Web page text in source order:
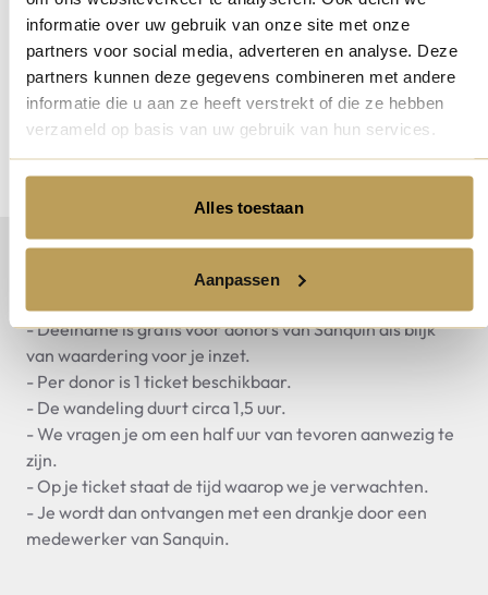
informatie over uw gebruik van onze site met onze
partners voor social media, adverteren en analyse. Deze
partners kunnen deze gegevens combineren met andere
informatie die u aan ze heeft verstrekt of die ze hebben
verzameld op basis van uw gebruik van hun services.
Alles toestaan
Aanpassen
verwelkomen in Leiden en
samen op ontdekkingstocht te
gaan door deze karaktervolle
stad.
Praktische informatie
- Deelname is gratis voor donors van Sanquin als blijk
van waardering voor je inzet.
- Per donor is 1 ticket beschikbaar.
- De wandeling duurt circa 1,5 uur.
- We vragen je om een half uur van tevoren aanwezig te
zijn.
- Op je ticket staat de tijd waarop we je verwachten.
- Je wordt dan ontvangen met een drankje door een
medewerker van Sanquin.